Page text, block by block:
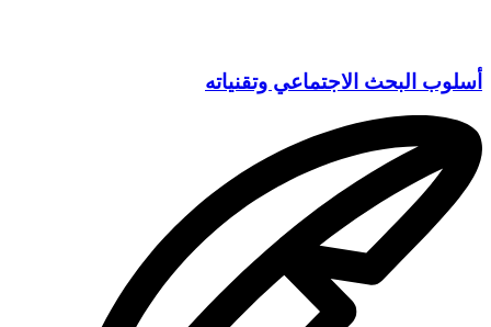
أسلوب البحث الاجتماعي وتقنياته